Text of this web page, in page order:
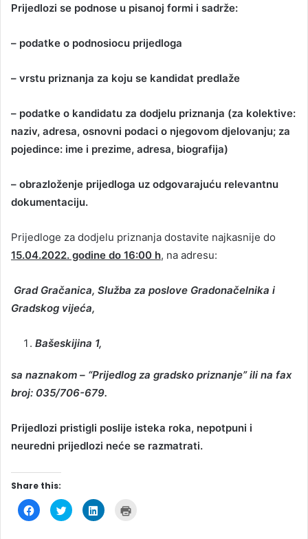
Prijedlozi se podnose u pisanoj formi i sadrže:
– podatke o podnosiocu prijedloga
– vrstu priznanja za koju se kandidat predlaže
– podatke o kandidatu za dodjelu priznanja (za kolektive:
naziv, adresa, osnovni podaci o njegovom djelovanju; za
pojedince: ime i prezime, adresa, biografija)
– obrazloženje prijedloga uz odgovarajuću relevantnu
dokumentaciju.
Prijedloge za dodjelu priznanja dostavite najkasnije do
15.04.2022. godine do 16:00 h, na adresu:
Grad Gračanica, Služba za poslove Gradonačelnika i
Gradskog vijeća,
Bašeskijina 1,
sa naznakom – “Prijedlog za gradsko priznanje” ili na fax
broj: 035/706-679.
Prijedlozi pristigli poslije isteka roka, nepotpuni i
neuredni prijedlozi neće se razmatrati.
Share this:
C
l
C
l
C
l